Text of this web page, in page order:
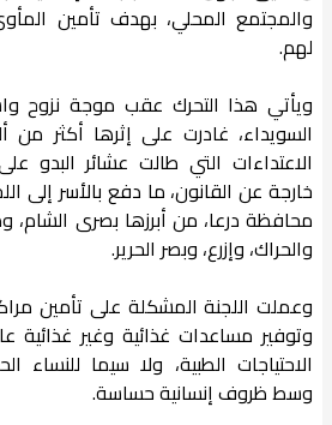
والمجتمع المحلي، بهدف تأمين
لهم.
ويأتي هذا التحرك عقب موجة نزوح
السويداء، غادرت على إثرها أكثر من
الاعتداءات التي طالت عشائر
خارجة عن القانون، ما دفع بالأسر إلى
محافظة درعا، من أبرزها بصرى الشام،
والحراك، وإزرع، وبصر الحرير.
وعملت اللجنة المشكلة على تأمين
وتوفير مساعدات غذائية وغير غذائية
الاحتياجات الطبية، ولا سيما للنساء
وسط ظروف إنسانية حساسة.